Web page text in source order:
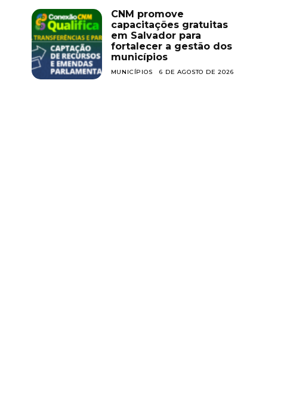
CNM promove
capacitações gratuitas
em Salvador para
fortalecer a gestão dos
municípios
MUNICÍPIOS 6 DE AGOSTO DE 2026